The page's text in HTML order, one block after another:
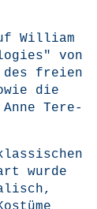
Wil­liam
von
des frei­en
die
Tere­
wur­de